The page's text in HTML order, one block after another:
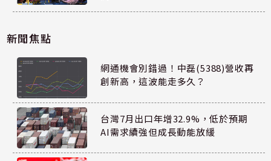
新聞焦點
網通機會別錯過！中磊(5388)營收再
創新高，這波能走多久？
台灣7月出口年增32.9%，低於預期
AI需求續強但成長動能放緩